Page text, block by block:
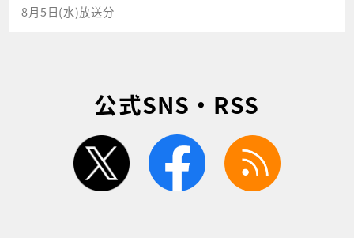
8月5日(水)放送分
公式SNS・RSS
twitter facebook